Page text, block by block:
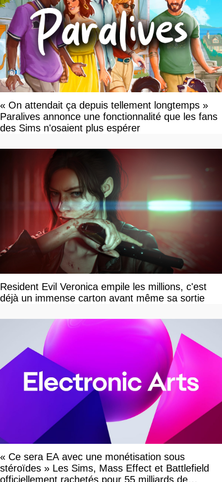
« On attendait ça depuis tellement longtemps »
Paralives annonce une fonctionnalité que les fans
des Sims n'osaient plus espérer
Resident Evil Veronica empile les millions, c'est
déjà un immense carton avant même sa sortie
« Ce sera EA avec une monétisation sous
stéroïdes » Les Sims, Mass Effect et Battlefield
officiellement rachetés pour 55 milliards de